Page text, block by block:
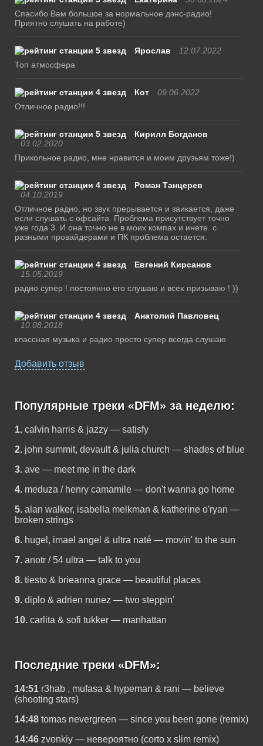
Спасибо Вам большое за нормальное дэнс-радио!
Приятно слушать на работе)
Ярослав
12.07.2022
Топ атмосфера
Кот
09.06.2022
Отличное радио!!!
Кирилл Богданов
03.02.2020
Прикольное радио, мне нравится и моим друзьям тоже!)
Роман Танцерев
04.10.2019
Отличное радио, но звук прерывается и заикается, даже
если слушать с офсайта. Проблема присутствует точно
уже года 3. И она точно не в моих компах и инете. с
разными провайдерами и ПК проблема остается.
Евгений Кирсанов
15.05.2019
радио супер ! постоянно его слушаю и всех призываю ! ))
Анатолий Павловец
10.08.2018
классная музыка и радио просто супер всегда слушаю
Добавить отзыв
Популярные треки «DFM» за неделю:
1. calvin harris & jazzy — satisfy
2. john summit, devault & julia church — shades of blue
3. ave — meet me in the dark
4. meduza / henry camamile — don't wanna go home
5. alan walker, isabella melkman & katherine o'ryan —
broken strings
6. hugel, imael angel & ultra naté — movin' to the sun
7. anotr / 54 ultra — talk to you
8. tiesto & brieanna grace — beautiful places
9. diplo & adrien nunez — two steppin’
10. carlita & sofi tukker — manhattan
Последние треки «DFM»:
14:51 r3hab , mufasa & hypeman & rani — believe
(shooting stars)
14:48 tomas nevergreen — since you been gone (remix)
14:46 zvonkiy — невероятно (corto x slim remix)